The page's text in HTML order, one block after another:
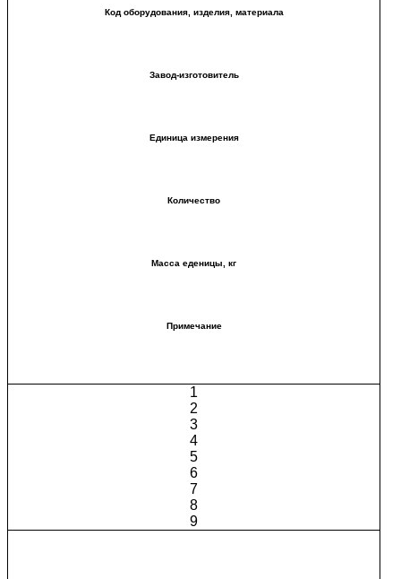
Код оборудования, изделия, материала
Завод-изготовитель
Единица измерения
Количество
Масса еденицы, кг
Примечание
1
2
3
4
5
6
7
8
9